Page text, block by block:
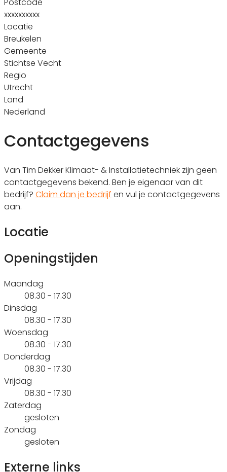
xxxxxxxxxx
Locatie
Breukelen
Gemeente
Stichtse Vecht
Regio
Utrecht
Land
Nederland
Contactgegevens
Van Tim Dekker Klimaat- & Installatietechniek zijn geen
contactgegevens bekend. Ben je eigenaar van dit
bedrijf? Claim dan je bedrijf en vul je contactgegevens
aan.
Locatie
Openingstijden
Maandag
08.30 - 17.30
Dinsdag
08.30 - 17.30
Woensdag
08.30 - 17.30
Donderdag
08.30 - 17.30
Vrijdag
08.30 - 17.30
Zaterdag
gesloten
Zondag
gesloten
Externe links